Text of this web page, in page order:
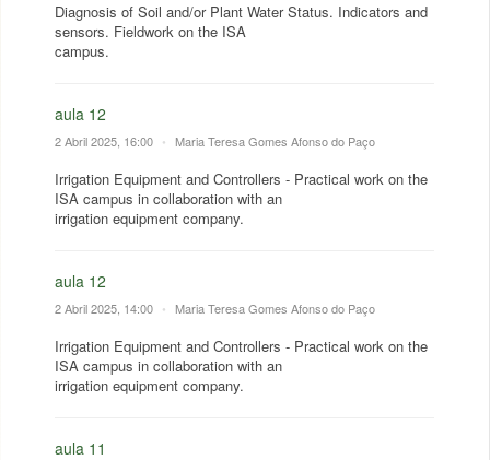
Diagnosis of Soil and/or Plant Water Status. Indicators and
sensors. Fieldwork on the ISA
campus.
aula 12
2 Abril 2025, 16:00 • Maria Teresa Gomes Afonso do Paço
Irrigation Equipment and Controllers - Practical work on the
ISA campus in collaboration with an
irrigation equipment company.
aula 12
2 Abril 2025, 14:00 • Maria Teresa Gomes Afonso do Paço
Irrigation Equipment and Controllers - Practical work on the
ISA campus in collaboration with an
irrigation equipment company.
aula 11